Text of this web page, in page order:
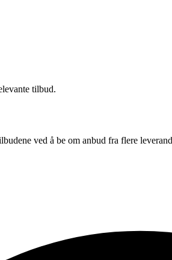
tilbud.
ved å be om anbud fra flere